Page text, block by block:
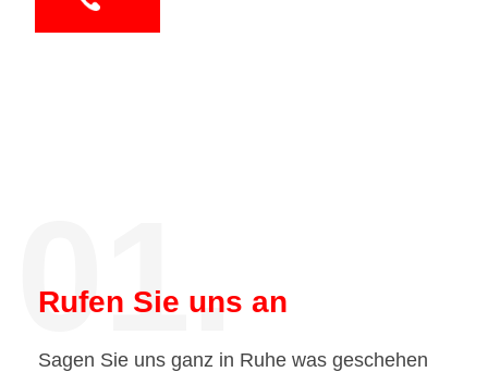
01.
Rufen Sie uns an
Sagen Sie uns ganz in Ruhe was geschehen